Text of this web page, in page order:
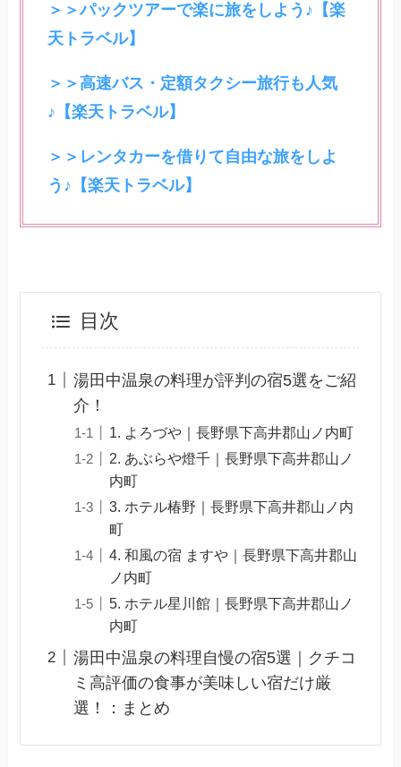
＞＞パックツアーで楽に旅をしよう♪【楽
天トラベル】
＞＞高速バス・定額タクシー旅行も人気
♪【楽天トラベル】
＞＞レンタカーを借りて自由な旅をしよ
う♪【楽天トラベル】
目次
湯田中温泉の料理が評判の宿5選をご紹
介！
1. よろづや｜長野県下高井郡山ノ内町
2. あぶらや燈千｜長野県下高井郡山ノ
内町
3. ホテル椿野｜長野県下高井郡山ノ内
町
4. 和風の宿 ますや｜長野県下高井郡山
ノ内町
5. ホテル星川館｜長野県下高井郡山ノ
内町
湯田中温泉の料理自慢の宿5選｜クチコ
ミ高評価の食事が美味しい宿だけ厳
選！：まとめ